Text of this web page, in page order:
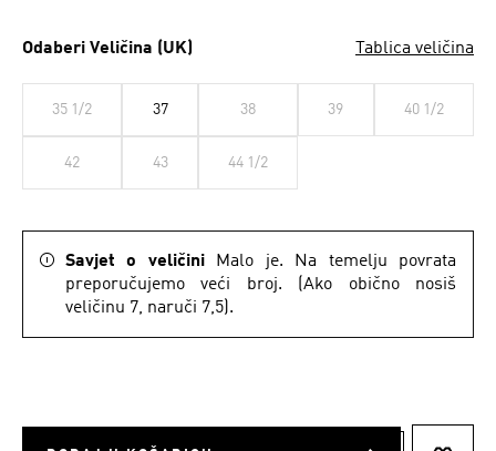
Odaberi Veličina (UK) Tablica veličina
35 1/2 37 38 39 40 1/2
42 43 44 1/2
Savjet o veličini
Malo je. Na temelju povrata
preporučujemo veći broj. (Ako obično nosiš
veličinu 7, naruči 7,5).